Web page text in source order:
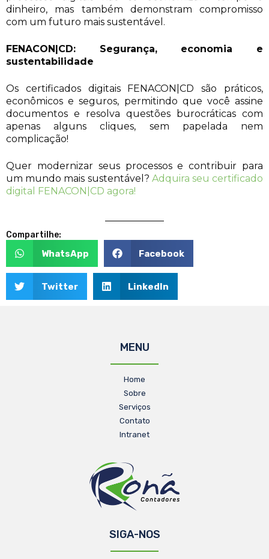
dinheiro, mas também demonstram compromisso
com um futuro mais sustentável.
FENACON|CD: Segurança, economia e
sustentabilidade
Os certificados digitais FENACON|CD são práticos,
econômicos e seguros, permitindo que você assine
documentos e resolva questões burocráticas com
apenas alguns cliques, sem papelada nem
complicação!
Quer modernizar seus processos e contribuir para
um mundo mais sustentável? Adquira seu certificado
digital FENACON|CD agora!
Compartilhe:
WhatsApp Facebook
Twitter LinkedIn
MENU
Home
Sobre
Serviços
Contato
Intranet
SIGA-NOS